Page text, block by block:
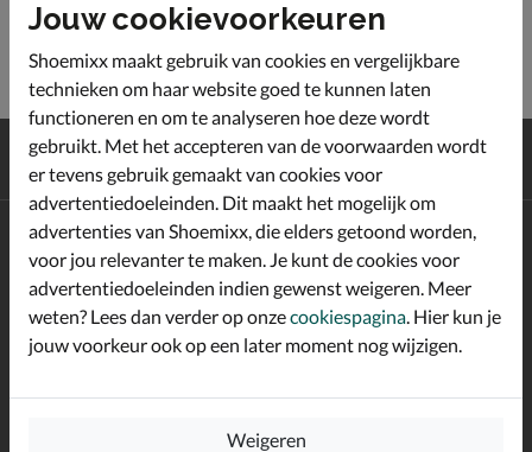
Gratisverzending en retour*
Achterafbetalen
Altijd op de hoogte zijn?
Schrijf je in voor de Shoemixx nieuwsbrief en ontvang €10,-
welkomstkorting!
Inschrijven
Jouw cookievoorkeuren
Shoemixx maakt gebruik van cookies en vergelijkbare
technieken om haar website goed te kunnen laten
functioneren en om te analyseren hoe deze wordt
gebruikt. Met het accepteren van de voorwaarden wordt
er tevens gebruik gemaakt van cookies voor
advertentiedoeleinden. Dit maakt het mogelijk om
advertenties van Shoemixx, die elders getoond worden,
voor jou relevanter te maken. Je kunt de cookies voor
advertentiedoeleinden indien gewenst weigeren. Meer
weten? Lees dan verder op onzecookiespagina. Hier kun je
jouw voorkeur ook op een later moment nog wijzigen.
Weigeren